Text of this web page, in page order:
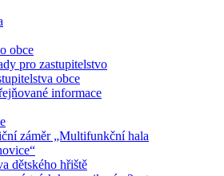
obce
pro zastupitelstvo
obce
informace
záměr „Multifunkční hala
dětského hřiště